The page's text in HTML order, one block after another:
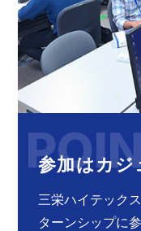
参加はカ
三栄ハイテック
ターンシップに